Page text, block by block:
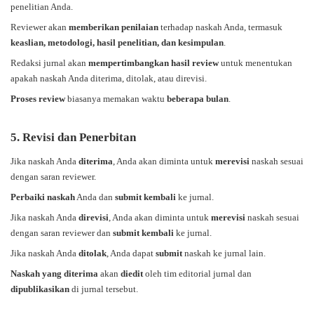
penelitian Anda.
Reviewer akan memberikan penilaian terhadap naskah Anda, termasuk
keaslian, metodologi, hasil penelitian, dan kesimpulan
Redaksi jurnal akan mempertimbangkan hasil reviewuntuk menentukan
apakah naskah Anda diterima, ditolak, atau direvisi.
Proses reviewbiasanya memakan waktu beberapa bulan
5. Revisi dan Penerbitan
Jika naskah Anda diterima , Anda akan diminta untuk merevisi naskah sesuai
dengan saran reviewer.
Perbaiki naskah Anda dan submit kembali ke jurnal.
Jika naskah Anda direvisi , Anda akan diminta untuk merevisi naskah sesuai
dengan saran reviewer dan submit kembali ke jurnal.
Jika naskah Anda ditolak , Anda dapat submit naskah ke jurnal lain.
Naskah yang diterima akan diedit oleh tim editorial jurnal dan
dipublikasikan di jurnal tersebut.